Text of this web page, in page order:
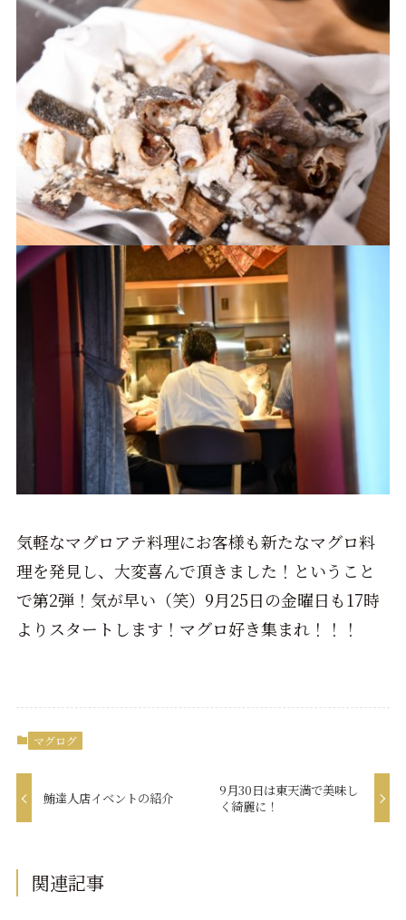
気軽なマグロアテ料理にお客様も新たなマグロ料
理を発見し、大変喜んで頂きました！ということ
で第2弾！気が早い（笑）9月25日の金曜日も17時
よりスタートします！マグロ好き集まれ！！！
マグログ
鮪達人店イベントの紹介
9月30日は東天満で美味し
く綺麗に！
関連記事